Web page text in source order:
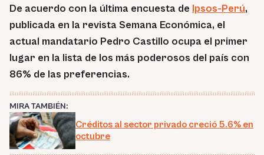
De acuerdo con la última encuesta de Ipsos-Perú,
publicada en la revista Semana Económica, el
actual mandatario Pedro Castillo ocupa el primer
lugar en la lista de los más poderosos del país con
86% de las preferencias.
MIRA TAMBIÉN:
Créditos al sector privado creció 5.6% en
octubre